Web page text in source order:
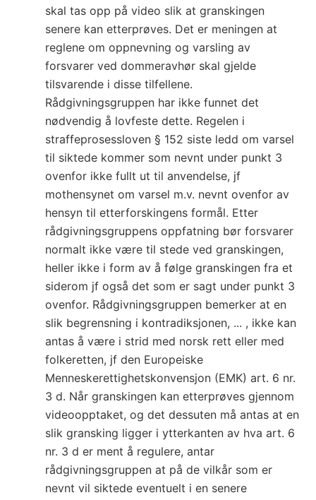
skal tas opp på video slik at granskingen
senere kan etterprøves. Det er meningen at
reglene om oppnevning og varsling av
forsvarer ved dommeravhør skal gjelde
tilsvarende i disse tilfellene.
Rådgivningsgruppen har ikke funnet det
nødvendig å lovfeste dette. Regelen i
straffeprosessloven § 152 siste ledd om varsel
til siktede kommer som nevnt under punkt 3
ovenfor ikke fullt ut til anvendelse, jf
mothensynet om varsel m.v. nevnt ovenfor av
hensyn til etterforskingens formål. Etter
rådgivningsgruppens oppfatning bør forsvarer
normalt ikke være til stede ved granskingen,
heller ikke i form av å følge granskingen fra et
siderom jf også det som er sagt under punkt 3
ovenfor. Rådgivningsgruppen bemerker at en
slik begrensning i kontradiksjonen, ... , ikke kan
antas å være i strid med norsk rett eller med
folkeretten, jf den Europeiske
Menneskerettighetskonvensjon (EMK) art. 6 nr.
3 d. Når granskingen kan etterprøves gjennom
videoopptaket, og det dessuten må antas at en
slik gransking ligger i ytterkanten av hva art. 6
nr. 3 d er ment å regulere, antar
rådgivningsgruppen at på de vilkår som er
nevnt vil siktede eventuelt i en senere